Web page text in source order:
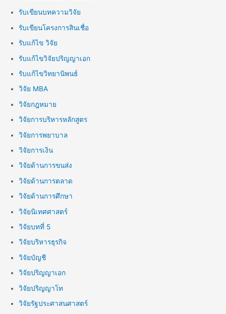
รับเขียนบทความวิจัย
รับเขียนโครงการสินเชื่อ
รับแก้ไข วิจัย
รับแก้ไขวิจัยปริญญาเอก
รับแก้ไขวิทยานิพนธ์
วิจัย MBA
วิจัยกฎหมาย
วิจัยการบริหารหลักสูตร
วิจัยการพยาบาล
วิจัยการเงิน
วิจัยด้านการขนส่ง
วิจัยด้านการตลาด
วิจัยด้านการศึกษา
วิจัยนิเทศศาสตร์
วิจัยบทที่ 5
วิจัยบริหารธุรกิจ
วิจัยบัญชี
วิจัยปริญญาเอก
วิจัยปริญญาโท
วิจัยรัฐประศาสนศาสตร์